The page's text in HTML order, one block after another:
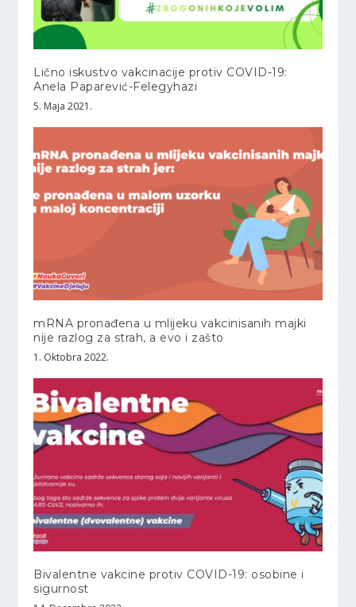
Lično iskustvo vakcinacije protiv COVID-19:
Anela Paparević-Felegyhazi
5. Maja 2021.
mRNA pronađena u mlijeku vakcinisanih majki
nije razlog za strah, a evo i zašto
1. Oktobra 2022.
Bivalentne vakcine protiv COVID-19: osobine i
sigurnost